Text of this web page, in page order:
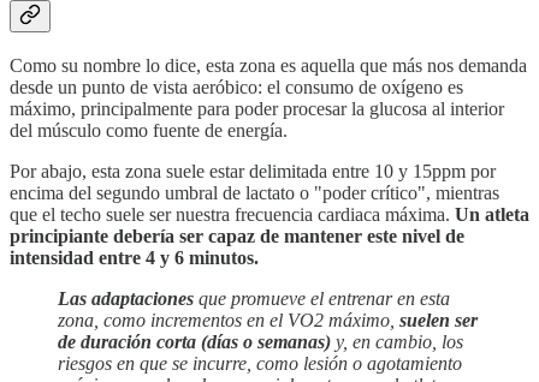
Como su nombre lo dice, esta zona es aquella que más nos demanda
desde un punto de vista aeróbico: el consumo de oxígeno es
máximo, principalmente para poder procesar la glucosa al interior
del músculo como fuente de energía.
Por abajo, esta zona suele estar delimitada entre 10 y 15ppm por
encima del segundo umbral de lactato o "poder crítico", mientras
que el techo suele ser nuestra frecuencia cardiaca máxima. Un atleta
principiante debería ser capaz de mantener este nivel de
intensidad entre 4 y 6 minutos.
Las adaptaciones que promueve el entrenar en esta
zona, como incrementos en el VO2 máximo, suelen ser
de duración corta (días o semanas) y, en cambio, los
riesgos en que se incurre, como lesión o agotamiento